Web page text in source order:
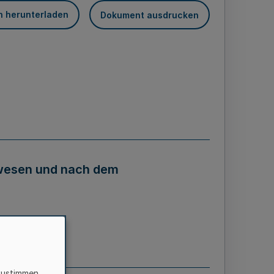
herunterladen Dokument ausdrucken
und nach dem